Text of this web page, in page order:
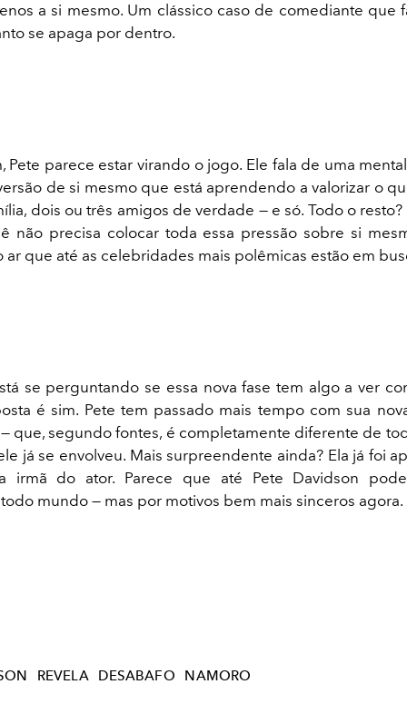
a si mesmo. Um clássico caso de comediante que
se apaga por dentro.
Pete parece estar virando o jogo. Ele fala de uma
de si mesmo que está aprendendo a valorizar o
dois ou três amigos de verdade — e só. Todo o
não precisa colocar toda essa pressão sobre si
ar que até as celebridades mais polêmicas estão em
se perguntando se essa nova fase tem algo a ver
é sim. Pete tem passado mais tempo com sua
que, segundo fontes, é completamente diferente de
já se envolveu. Mais surpreendente ainda? Ela já foi
irmã do ator. Parece que até Pete Davidson
mundo — mas por motivos bem mais sinceros agora.
REVELA DESABAFO NAMORO